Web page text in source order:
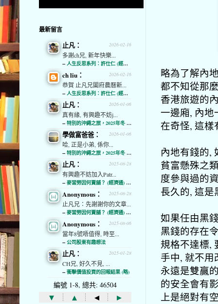
略為了解內
都不知從那
香港旅遊的
一邊廂, 內地
在奇怪, 這樣
內地有錢的,
貧富懸殊之
度參與過的
長久的, 這
如果任由黑
黑錢的存在
規格不達標,
手中, 就不
永遠是雙贏
的安全會有
上是絕對有
最新留言
2026-02-16
止凡：
多謝ch兄, 新年快樂...
-- 人生反思系列：許仕仁 (經濟通)
2026-02-16
ch liu：
恭賀 止凡兄闔府農曆新...
-- 人生反思系列：許仕仁 (經濟通)
2026-01-06
止凡：
真有緣, 有興趣不妨j...
-- 特別的沖繩之旅，2025年冬 (經濟通)
2026-01-06
學做富爸爸：
哈, 正是小弟, 係你...
-- 特別的沖繩之旅，2025年冬 (經濟通)
2025-08-28
止凡：
有興趣不妨加入Patr...
-- 麥當勞因何賣舖？ (經濟通) (略)
2025-08-28
Anonymous：
止凡兄：先謝謝你的文章...
-- 麥當勞因何賣舖？ (經濟通) (略)
2025-08-06
Anonymous：
當年8號唔值得, 時至...
-- 公司股東有趣想法
2025-01-28
止凡：
CH兄, 好久不見, ...
-- 衝擊價值投資的回報結果 (略)
編號 1-8, 總共: 46504
▾ ▴ ◂ ▸